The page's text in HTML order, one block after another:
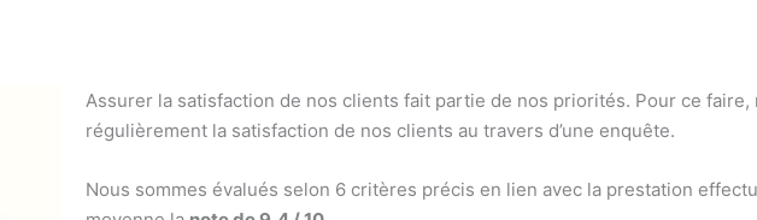
Assurer la satisfaction de nos clients fait partie de nos priorités. Pour ce faire,
régulièrement la satisfaction de nos clients au travers d’une enquête.
Nous sommes évalués selon 6 critères précis en lien avec la prestation